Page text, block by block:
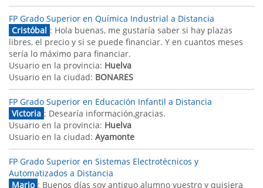
FP Grado Superior en Química Industrial a Distancia
Cristóbal : Hola buenas, me gustaría saber si hay plazas
libres, el precio y si se puede financiar. Y en cuantos meses
sería lo máximo para financiar.
Usuario en la provincia: Huelva
Usuario en la ciudad: BONARES
FP Grado Superior en Educación Infantil a Distancia
Victoria : Desearía información,gracias.
Usuario en la provincia: Huelva
Usuario en la ciudad: Ayamonte
FP Grado Superior en Sistemas Electrotécnicos y
Automatizados a Distancia
Mario : Buenos días soy antiguo alumno vuestro y quisiera